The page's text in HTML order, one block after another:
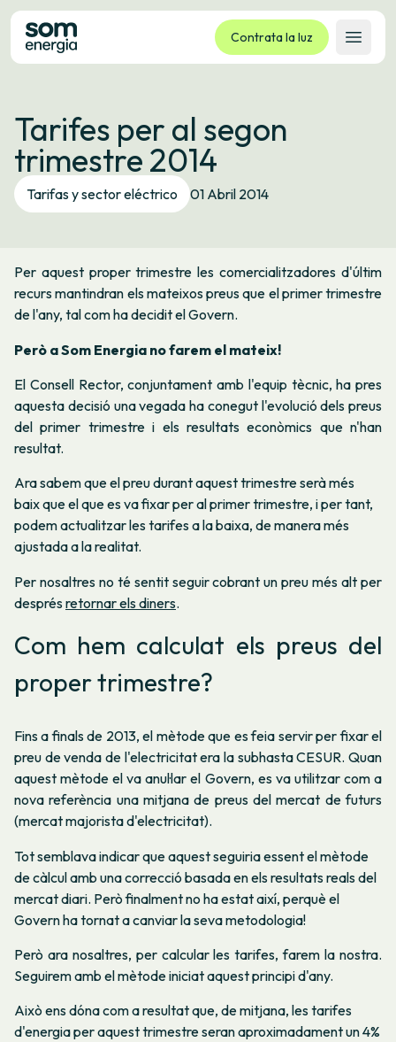
Contrata la luz
Abrir
Tarifas
Servicios
Empresas
La cooperativa
Oficina virtual
Idioma: ES CA GL EU
Tarifes per al segon
trimestre 2014
Tarifas y sector eléctrico 01 Abril 2014
Per aquest proper trimestre les comercialitzadores d'últim
recurs mantindran els mateixos preus que el primer trimestre
de l'any, tal com ha decidit el Govern.
Però a Som Energia no farem el mateix!
El Consell Rector, conjuntament amb l'equip tècnic, ha pres
aquesta decisió una vegada ha conegut l'evolució dels preus
del primer trimestre i els resultats econòmics que n'han
resultat.
Ara sabem que el preu durant aquest trimestre serà més
baix que el que es va fixar per al primer trimestre, i per tant,
podem actualitzar les tarifes a la baixa, de manera més
ajustada a la realitat.
Per nosaltres no té sentit seguir cobrant un preu més alt per
desprésretornar els diners.
Com hem calculat els preus del
proper trimestre?
Fins a finals de 2013, el mètode que es feia servir per fixar el
preu de venda de l'electricitat era la subhasta CESUR. Quan
aquest mètode el va anul·lar el Govern, es va utilitzar com a
nova referència una mitjana de preus del mercat de futurs
(mercat majorista d'electricitat).
Tot semblava indicar que aquest seguiria essent el mètode
de càlcul amb una correcció basada en els resultats reals del
mercat diari. Però finalment no ha estat així, perquè el
Govern ha tornat a canviar la seva metodologia!
Però ara nosaltres, per calcular les tarifes, farem la nostra.
Seguirem amb el mètode iniciat aquest principi d'any.
Això ens dóna com a resultat que, de mitjana, les tarifes
d'energia per aquest trimestre seran aproximadament un 4%